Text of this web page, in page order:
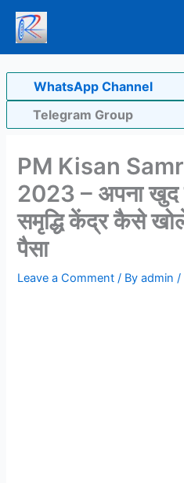
Skip
content
WhatsApp Channel
Telegram Group
PM Kisan
2023 – अपना खुद
समृद्धि केंद्र कैसे
पैसा
Leave a Comment / Byadmin/